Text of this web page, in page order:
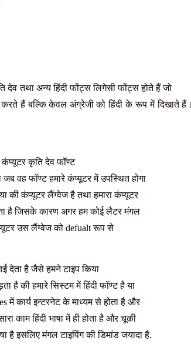
देव तथा अन्य हिंदी फोंट्स लिगेसी फोंट्स होते हैं जो
करते हैं बल्कि केवल अंग्रेजी को हिंदी के रूप में दिखाते हैं।
कृति देव फॉण्ट
जब वह फॉण्ट हमारे कंप्यूटर में उपस्थित होगा
की कंप्यूटर लैंग्वेज है तथा हमारा कंप्यूटर
है जिसके कारण अगर हम कोई लैटर मंगल
उस लैंग्वेज को defualt रूप से
देता है जैसे हमने टाइप किया
है की हमारे सिस्टम में हिंदी फॉण्ट है या
कार्य इन्टरनेट के माध्यम से होता है और
काम हिंदी भाषा में ही होता है और चूकी
है इसलिए मंगल टाइपिंग की डिमांड जयादा है.